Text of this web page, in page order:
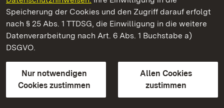
Speicherung der Cookies und den Zugriff darauf erfolgt
nach § 25 Abs. 1 TTDSG, die Einwilligung in die weitere
Datenverarbeitung nach Art. 6 Abs. 1 Buchstabe a)
DSGVO.
Nur notwendigen
Cookies zustimmen
Allen Cookies
zustimmen
Staatliche Schlösser und Gärten Baden-Württemberg
Kontakt
GebärdenspracheLeichte Sprache
Erklärung zur Barrierefreiheit
BITV-konform (geprüfte Seiten)